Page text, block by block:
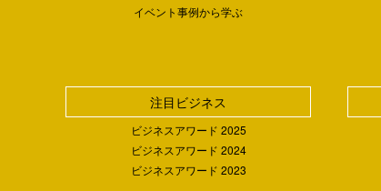
イベント事例から学ぶ
注目ビジネス
ビジネスアワード 2025
ビジネスアワード 2024
ビジネスアワード 2023